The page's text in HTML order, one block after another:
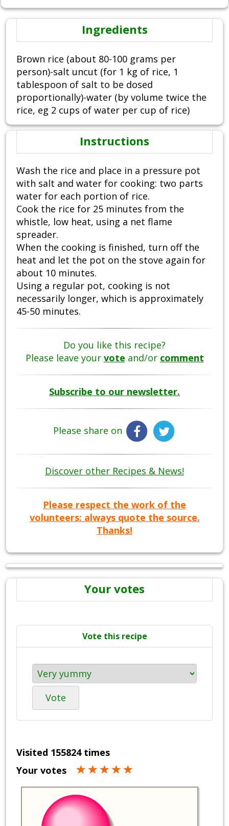
Ingredients
Brown rice (about 80-100 grams per
person)-salt uncut (for 1 kg of rice, 1
tablespoon of salt to be dosed
proportionally)-water (by volume twice the
rice, eg 2 cups of water per cup of rice)
Instructions
Wash the rice and place in a pressure pot
with salt and water for cooking: two parts
water for each portion of rice.
Cook the rice for 25 minutes from the
whistle, low heat, using a net flame
spreader.
When the cooking is finished, turn off the
heat and let the pot on the stove again for
about 10 minutes.
Using a regular pot, cooking is not
necessarily longer, which is approximately
45-50 minutes.
Do you like this recipe?
Please leave your vote and/or comment
Subscribe to our newsletter.
Please share on
Discover other Recipes & News!
Please respect the work of the
volunteers: always quote the source.
Thanks!
Your votes
Vote this recipe
Vote
Visited 155824 times
Your votes